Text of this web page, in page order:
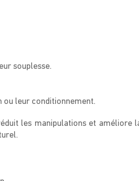
souplesse.
ou leur conditionnement.
les manipulations et améliore